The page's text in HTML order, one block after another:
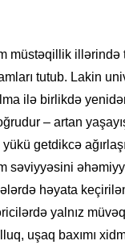
müstəqillik illərində
tutub. Lakin
ilə birlikdə
– artan
getdikcə
səviyyəsini
həyata
yalnız
uşaq baxımı